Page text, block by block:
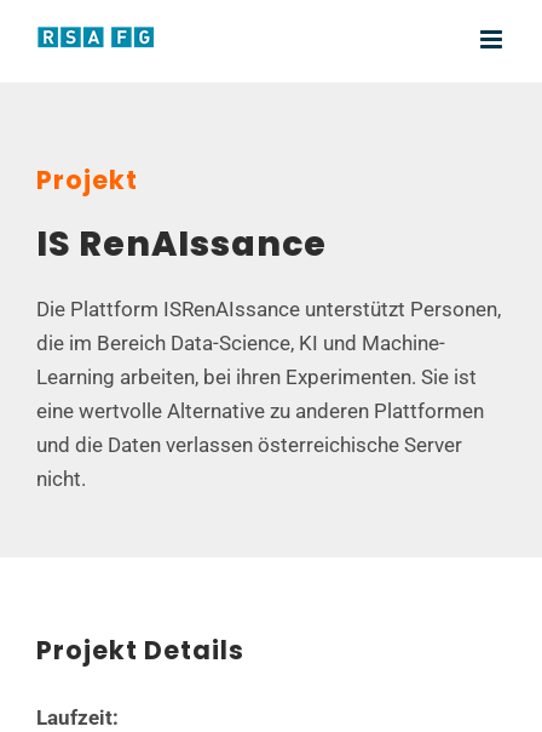
Inhalt
Projekt
IS RenAIssance
Die Plattform ISRenAIssance unterstützt Personen,
die im Bereich Data-Science, KI und Machine-
Learning arbeiten, bei ihren Experimenten. Sie ist
eine wertvolle Alternative zu anderen Plattformen
und die Daten verlassen österreichische Server
nicht.
Projekt Details
Laufzeit: